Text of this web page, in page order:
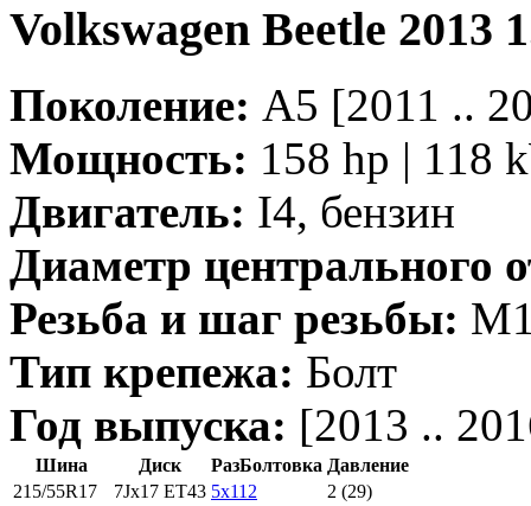
Volkswagen Beetle 2013
Поколение: A5 [2011 ..
Мощность: 158 hp | 118
Двигатель: I4, бензин
Диаметр центрального
Резьба и шаг резьбы:
Тип крепежа: Болт
Год выпуска: [2013 ..
Шина Диск РазБолтовка Давление
215/55R17
7Jx17 ET43 5x112
2 (29)